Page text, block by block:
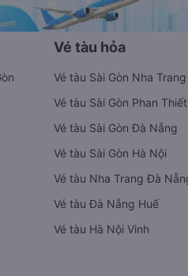
Vé tàu hỏa
Vé tàu Sài Gòn Nha Trang
Vé tàu Sài Gòn Phan Thiết
Vé tàu Sài Gòn Đà Nẵng
Vé tàu Sài Gòn Hà Nội
Vé tàu Nha Trang Đà
Vé tàu Đà Nẵng Huế
Vé tàu Hà Nội Vinh